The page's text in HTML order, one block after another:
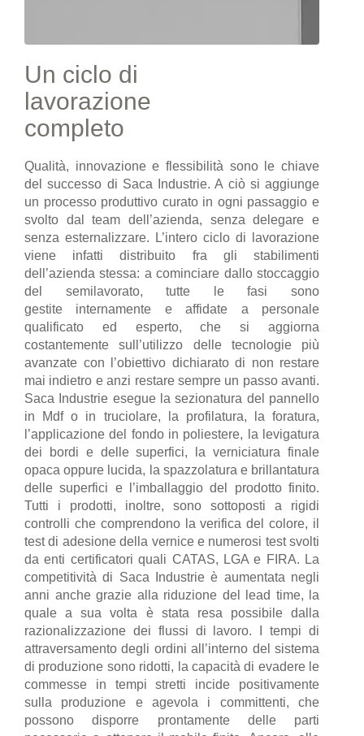
Un ciclo di
lavorazione
completo
Qualità, innovazione e flessibilità sono le chiave
del successo di Saca Industrie. A ciò si aggiunge
un processo produttivo curato in ogni passaggio e
svolto dal team dell’azienda, senza delegare e
senza esternalizzare. L’intero ciclo di lavorazione
viene infatti distribuito fra gli stabilimenti
dell’azienda stessa: a cominciare dallo stoccaggio
del semilavorato, tutte le fasi sono
gestite internamente e affidate a personale
qualificato ed esperto, che si aggiorna
costantemente sull’utilizzo delle tecnologie più
avanzate con l’obiettivo dichiarato di non restare
mai indietro e anzi restare sempre un passo avanti.
Saca Industrie esegue la sezionatura del pannello
in Mdf o in truciolare, la profilatura, la foratura,
l’applicazione del fondo in poliestere, la levigatura
dei bordi e delle superfici, la verniciatura finale
opaca oppure lucida, la spazzolatura e brillantatura
delle superfici e l’imballaggio del prodotto finito.
Tutti i prodotti, inoltre, sono sottoposti a rigidi
controlli che comprendono la verifica del colore, il
test di adesione della vernice e numerosi test svolti
da enti certificatori quali CATAS, LGA e FIRA. La
competitività di Saca Industrie è aumentata negli
anni anche grazie alla riduzione del lead time, la
quale a sua volta è stata resa possibile dalla
razionalizzazione dei flussi di lavoro. I tempi di
attraversamento degli ordini all’interno del sistema
di produzione sono ridotti, la capacità di evadere le
commesse in tempi stretti incide positivamente
sulla produzione e agevola i committenti, che
possono disporre prontamente delle parti